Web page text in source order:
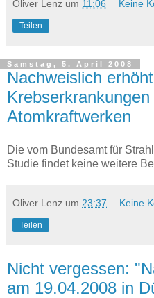
Oliver Lenz um 11:06 Keine
Teilen
Samstag, 5. April 2008
Nachweislich
Atomkraftwerken
Die vom Bundesamt für
Studie findet keine weitere
Oliver Lenz um 23:37 Keine
Teilen
Nicht vergessen:
am 19.04.2008 in